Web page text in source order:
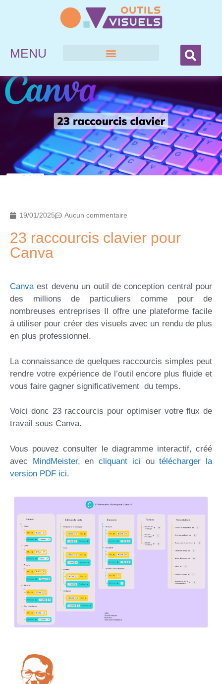
MENU
19/01/2025 Aucun commentaire
23 raccourcis clavier pour
Canva
Canvaest devenu un outil de conception central pour
des millions de particuliers comme pour de
nombreuses entreprises Il offre une plateforme facile
à utiliser pour créer des visuels avec un rendu de plus
en plus professionnel.
La connaissance de quelques raccourcis simples peut
rendre votre expérience de l’outil encore plus fluide et
vous faire gagner significativement du temps.
Voici donc 23 raccourcis pour optimiser votre flux de
travail sous Canva.
Vous pouvez consulter le diagramme interactif, créé
avec MindMeister, encliquant ici outélécharger la
version PDF ici.